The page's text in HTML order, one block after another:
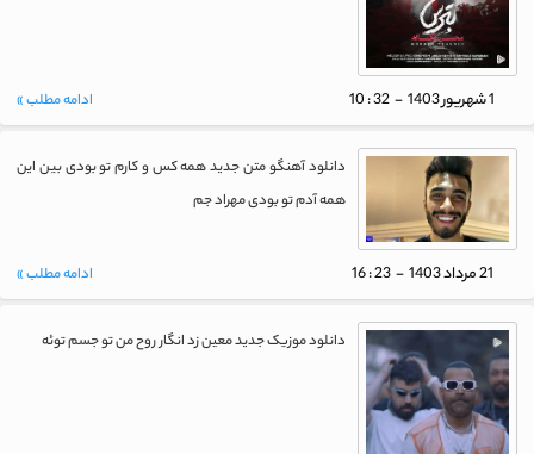
1 شهريور 1403 - 32 : 10 ادامه مطلب »
دانلود آهنگو متن جدید همه کس و کارم تو بودی بین این
همه آدم تو بودی مهراد جم
21 مرداد 1403 - 23 : 16 ادامه مطلب »
دانلود موزیک جدید معین زد انگار روح من تو جسم توئه